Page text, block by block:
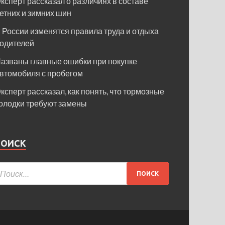
и зимних шин
России изменятся правила труда и отдыха
главные ошибки при покупке
с пробегом
рассказал, как понять, что тормозные
требуют замены